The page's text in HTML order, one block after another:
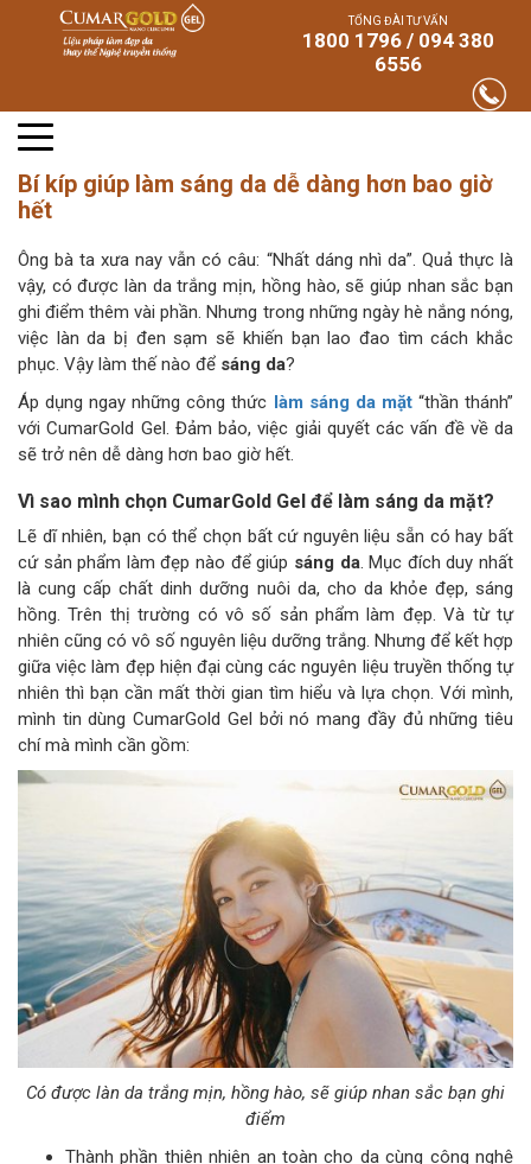
TỔNG ĐÀI TƯ VẤN
1800 1796 / 094 380
6556
Bí kíp giúp làm sáng da dễ dàng hơn bao giờ
hết
Ông bà ta xưa nay vẫn có câu: “Nhất dáng nhì da”. Quả thực là
vậy, có được làn da trắng mịn, hồng hào, sẽ giúp nhan sắc bạn
ghi điểm thêm vài phần. Nhưng trong những ngày hè nắng nóng,
việc làn da bị đen sạm sẽ khiến bạn lao đao tìm cách khắc
phục. Vậy làm thế nào để sáng da?
Áp dụng ngay những công thức làm sáng da mặt“thần thánh”
với CumarGold Gel. Đảm bảo, việc giải quyết các vấn đề về da
sẽ trở nên dễ dàng hơn bao giờ hết.
Vì sao mình chọn CumarGold Gel để làm sáng da mặt?
Lẽ dĩ nhiên, bạn có thể chọn bất cứ nguyên liệu sẵn có hay bất
cứ sản phẩm làm đẹp nào để giúp sáng da. Mục đích duy nhất
là cung cấp chất dinh dưỡng nuôi da, cho da khỏe đẹp, sáng
hồng. Trên thị trường có vô số sản phẩm làm đẹp. Và từ tự
nhiên cũng có vô số nguyên liệu dưỡng trắng. Nhưng để kết hợp
giữa việc làm đẹp hiện đại cùng các nguyên liệu truyền thống tự
nhiên thì bạn cần mất thời gian tìm hiểu và lựa chọn. Với mình,
mình tin dùng CumarGold Gel bởi nó mang đầy đủ những tiêu
chí mà mình cần gồm:
Có được làn da trắng mịn, hồng hào, sẽ giúp nhan sắc bạn ghi
điểm
Thành phần thiên nhiên an toàn cho da cùng công nghệ